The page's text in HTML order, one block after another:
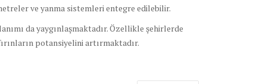
ve yanma sistemleri entegre edilebilir.
da yaygınlaşmaktadır. Özellikle şehirlerde
potansiyelini artırmaktadır.